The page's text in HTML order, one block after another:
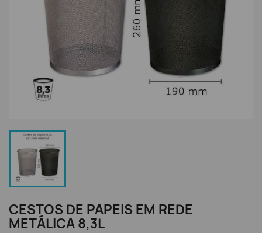
CESTOS DE PAPEIS EM REDE
METÁLICA 8,3L